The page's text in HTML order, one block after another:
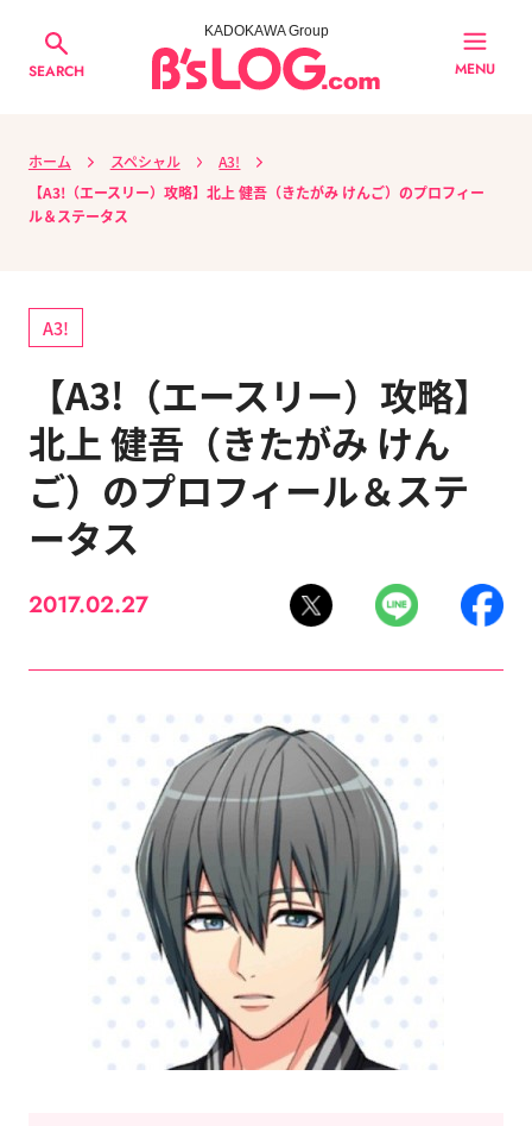
SEARCH
KADOKAWA Group
MENU
ホーム スペシャル
A3!
【A3!（エースリー）攻略】北上 健吾（きたがみ けんご）のプロフィー
ル＆ステータス
A3!
【A3!（エースリー）攻略】
北上 健吾（きたがみ けん
ご）のプロフィール＆ステ
ータス
2017.02.27